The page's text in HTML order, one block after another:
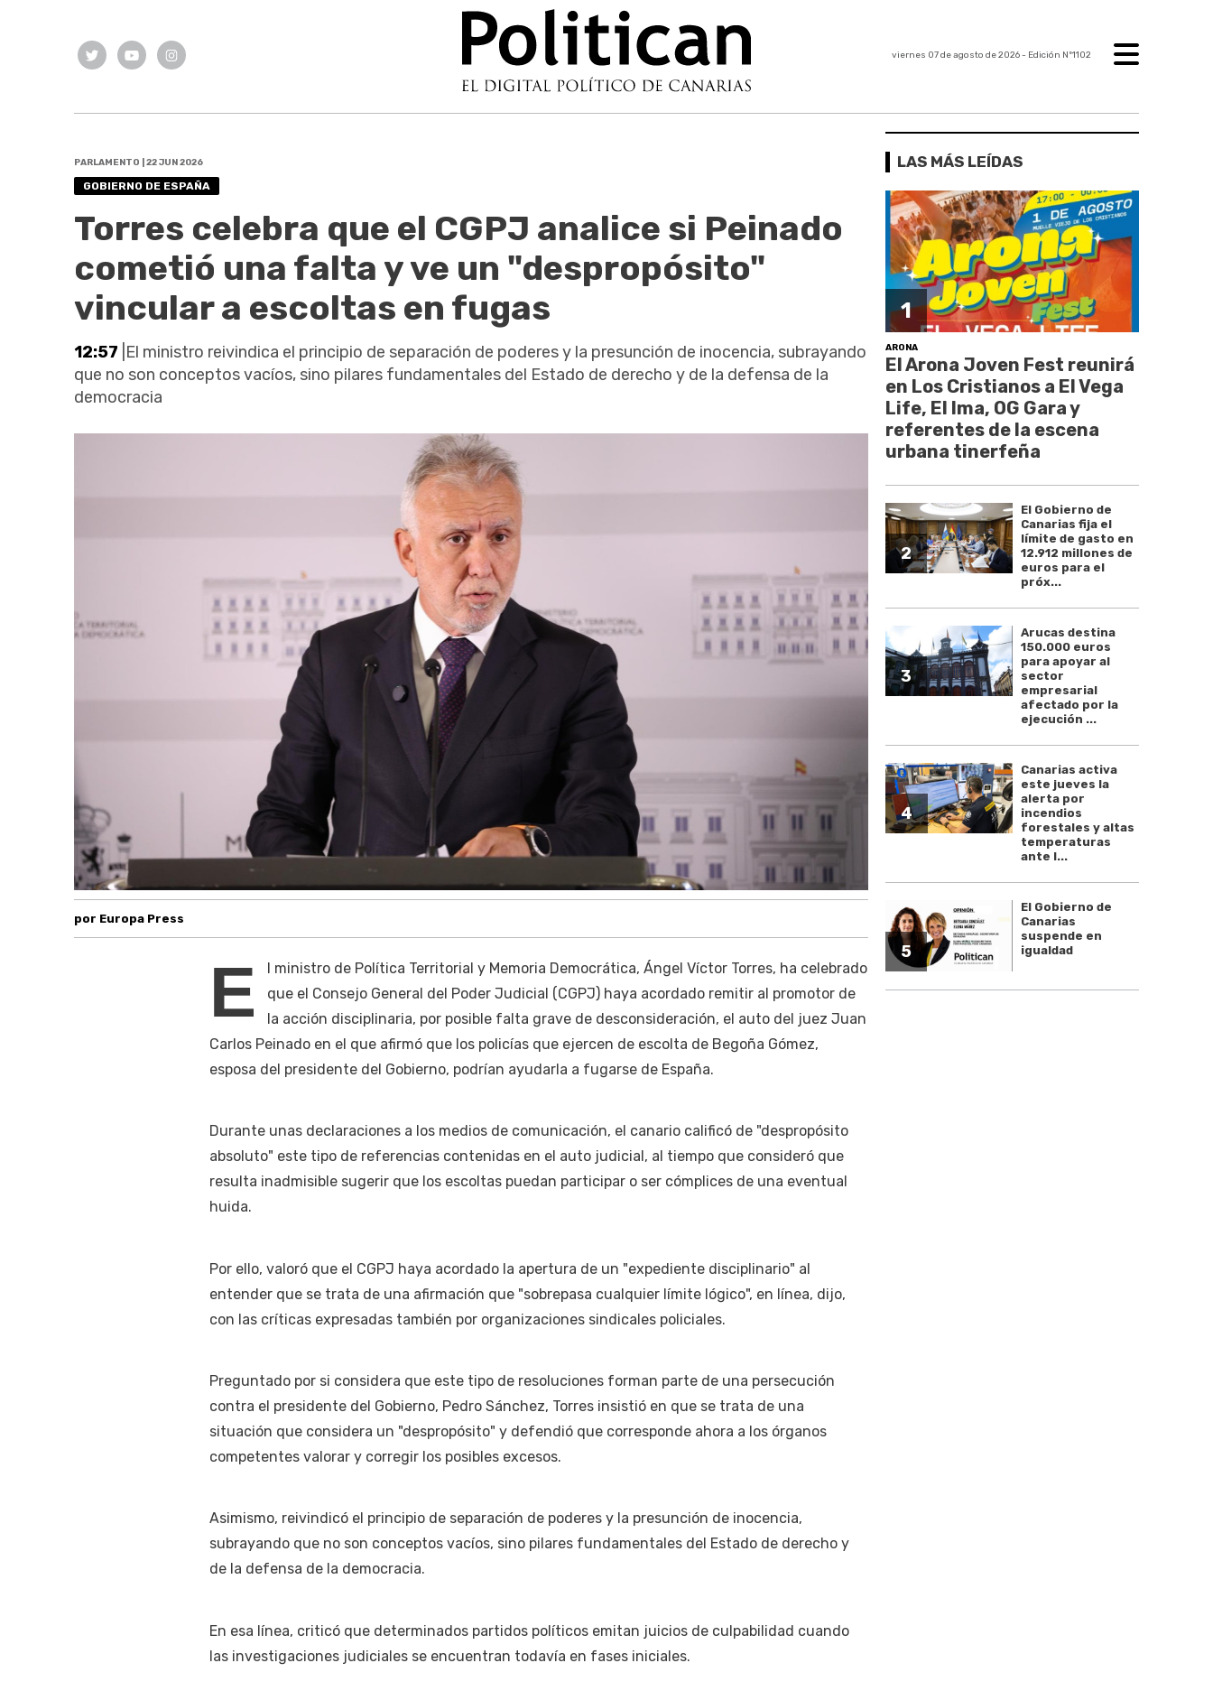
viernes 07 de agosto de 2026- Edición Nº1102
PARLAMENTO | 22 JUN 2026
GOBIERNO DE ESPAÑA
Torres celebra que el CGPJ analice si Peinado
cometió una falta y ve un "despropósito"
vincular a escoltas en fugas
12:57 |El ministro reivindica el principio de separación de poderes y la presunción de inocencia, subrayando
que no son conceptos vacíos, sino pilares fundamentales del Estado de derecho y de la defensa de la
democracia
por Europa Press
E
l ministro de Política Territorial y Memoria Democrática, Ángel Víctor Torres, ha celebrado
que el Consejo General del Poder Judicial (CGPJ) haya acordado remitir al promotor de
la acción disciplinaria, por posible falta grave de desconsideración, el auto del juez Juan
Carlos Peinado en el que afirmó que los policías que ejercen de escolta de Begoña Gómez,
esposa del presidente del Gobierno, podrían ayudarla a fugarse de España.
Durante unas declaraciones a los medios de comunicación, el canario calificó de "despropósito
absoluto" este tipo de referencias contenidas en el auto judicial, al tiempo que consideró que
resulta inadmisible sugerir que los escoltas puedan participar o ser cómplices de una eventual
huida.
Por ello, valoró que el CGPJ haya acordado la apertura de un "expediente disciplinario" al
entender que se trata de una afirmación que "sobrepasa cualquier límite lógico", en línea, dijo,
con las críticas expresadas también por organizaciones sindicales policiales.
Preguntado por si considera que este tipo de resoluciones forman parte de una persecución
contra el presidente del Gobierno, Pedro Sánchez, Torres insistió en que se trata de una
situación que considera un "despropósito" y defendió que corresponde ahora a los órganos
competentes valorar y corregir los posibles excesos.
Asimismo, reivindicó el principio de separación de poderes y la presunción de inocencia,
subrayando que no son conceptos vacíos, sino pilares fundamentales del Estado de derecho y
de la defensa de la democracia.
En esa línea, criticó que determinados partidos políticos emitan juicios de culpabilidad cuando
las investigaciones judiciales se encuentran todavía en fases iniciales.
LAS MÁS LEÍDAS
1
ARONA
El Arona Joven Fest reunirá
en Los Cristianos a El Vega
Life, El Ima, OG Gara y
referentes de la escena
urbana tinerfeña
2
El Gobierno de
Canarias fija el
límite de gasto en
12.912 millones de
euros para el
próx...
3
Arucas destina
150.000 euros
para apoyar al
sector
empresarial
afectado por la
ejecución ...
4
Canarias activa
este jueves la
alerta por
incendios
forestales y altas
temperaturas
ante l...
5
El Gobierno de
Canarias
suspende en
igualdad